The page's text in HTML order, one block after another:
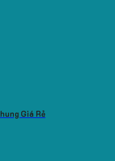
Giá Rẻ